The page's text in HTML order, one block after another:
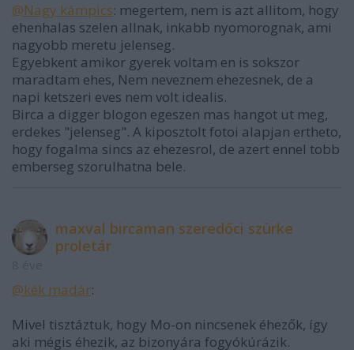
@Nagy kámpics: megertem, nem is azt allitom, hogy
ehenhalas szelen allnak, inkabb nyomorognak, ami
nagyobb meretu jelenseg.
Egyebkent amikor gyerek voltam en is sokszor
maradtam ehes, Nem neveznem ehezesnek, de a
napi ketszeri eves nem volt idealis.
Birca a digger blogon egeszen mas hangot ut meg,
erdekes "jelenseg". A kiposztolt fotoi alapjan ertheto,
hogy fogalma sincs az ehezesrol, de azert ennel tobb
emberseg szorulhatna bele.
maxval bircaman szeredőci szürke
proletár
@kék madár:
Mivel tisztáztuk, hogy Mo-on nincsenek éhezők, így
aki mégis éhezik, az bizonyára fogyókúrázik.